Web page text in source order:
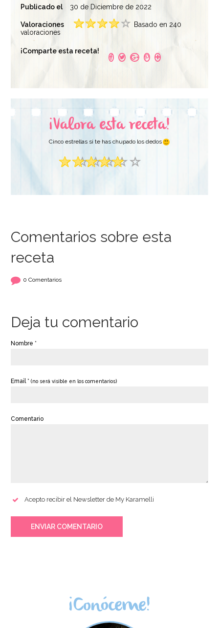
Publicado el 30 de Diciembre de 2022
Valoraciones
Basado en 240
valoraciones
¡Comparte esta receta!
¡Valora esta receta!
Cinco estrellas si te has chupado los dedos
Comentarios sobre esta
receta
0 Comentarios
Deja tu comentario
Nombre *
Email *(no será visible en los comentarios)
Comentario
Acepto recibir el Newsletter de My Karamelli
ENVIAR COMENTARIO
¡Conóceme!